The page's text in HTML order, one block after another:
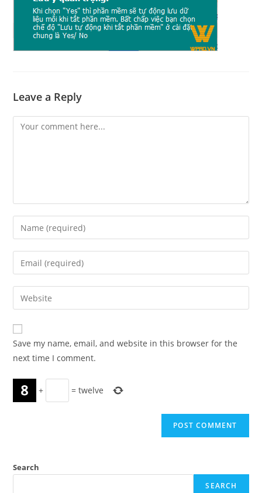
Leave a Reply
Comment
Enter
your
name
comment
Enter
your
email
address
comment
Enter
your
website
URL
(optional)
Save my name, email, and website in this browser for the
next time I comment.
+ =twelve
Search
SEARCH